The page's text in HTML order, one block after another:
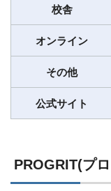
校舎
オンライン
その他
公式サイト
PROGRIT(プ